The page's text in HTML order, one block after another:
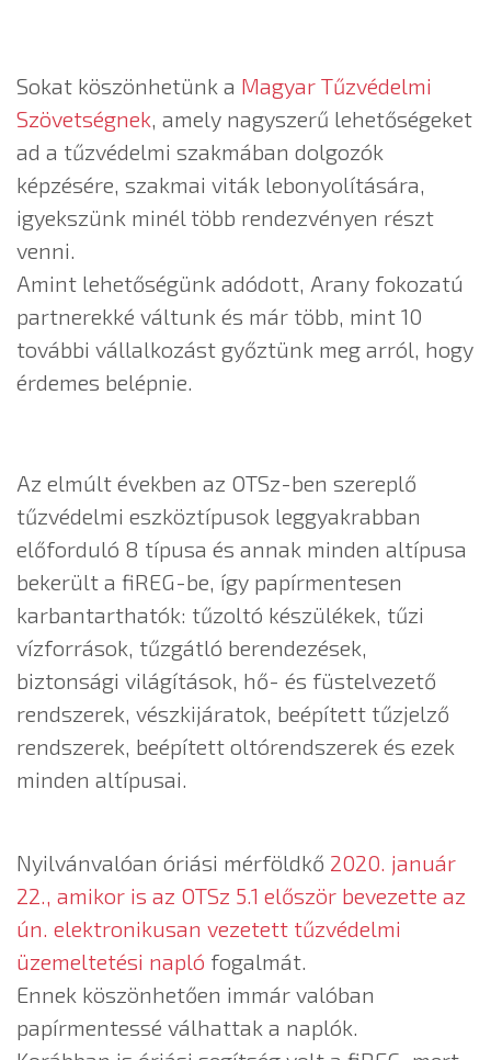
Sokat köszönhetünk a Magyar Tűzvédelmi
Szövetségnek, amely nagyszerű lehetőségeket
ad a tűzvédelmi szakmában dolgozók
képzésére, szakmai viták lebonyolítására,
igyekszünk minél több rendezvényen részt
venni.
Amint lehetőségünk adódott, Arany fokozatú
partnerekké váltunk és már több, mint 10
további vállalkozást győztünk meg arról, hogy
érdemes belépnie.
Az elmúlt években az OTSz-ben szereplő
tűzvédelmi eszköztípusok leggyakrabban
előforduló 8 típusa és annak minden altípusa
bekerült a fiREG-be, így papírmentesen
karbantarthatók: tűzoltó készülékek, tűzi
vízforrások, tűzgátló berendezések,
biztonsági világítások, hő- és füstelvezető
rendszerek, vészkijáratok, beépített tűzjelző
rendszerek, beépített oltórendszerek és ezek
minden altípusai.
Nyilvánvalóan óriási mérföldkő 2020. január
22., amikor is az OTSz 5.1 először bevezette az
ún. elektronikusan vezetett tűzvédelmi
üzemeltetési napló fogalmát.
Ennek köszönhetően immár valóban
papírmentessé válhattak a naplók.